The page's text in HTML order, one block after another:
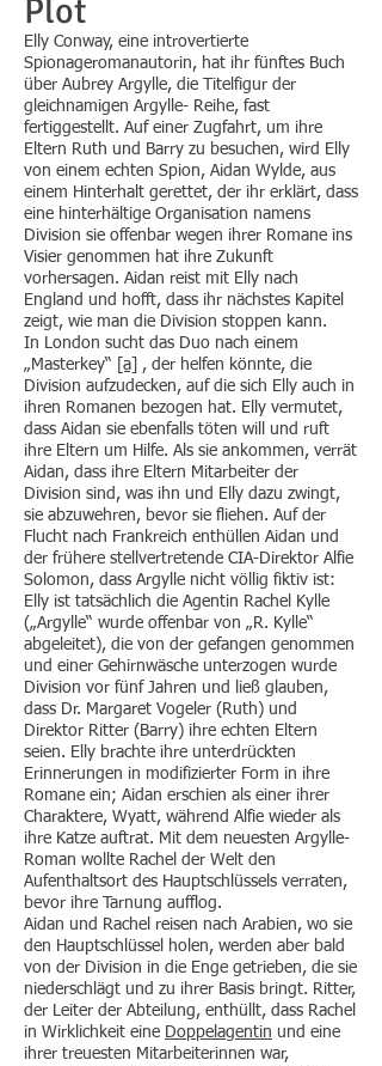
Plot
Elly Conway, eine introvertierte
Spionageromanautorin, hat ihr fünftes Buch
über Aubrey Argylle, die Titelfigur der
gleichnamigen Argylle- Reihe, fast
fertiggestellt. Auf einer Zugfahrt, um ihre
Eltern Ruth und Barry zu besuchen, wird Elly
von einem echten Spion, Aidan Wylde, aus
einem Hinterhalt gerettet, der ihr erklärt, dass
eine hinterhältige Organisation namens
Division sie offenbar wegen ihrer Romane ins
Visier genommen hat ihre Zukunft
vorhersagen. Aidan reist mit Elly nach
England und hofft, dass ihr nächstes Kapitel
zeigt, wie man die Division stoppen kann.
In London sucht das Duo nach einem
„Masterkey“
[a]
, der helfen könnte, die
Division aufzudecken, auf die sich Elly auch in
ihren Romanen bezogen hat. Elly vermutet,
dass Aidan sie ebenfalls töten will und ruft
ihre Eltern um Hilfe. Als sie ankommen, verrät
Aidan, dass ihre Eltern Mitarbeiter der
Division sind, was ihn und Elly dazu zwingt,
sie abzuwehren, bevor sie fliehen. Auf der
Flucht nach Frankreich enthüllen Aidan und
der frühere stellvertretende CIA-Direktor Alfie
Solomon, dass Argylle nicht völlig fiktiv ist:
Elly ist tatsächlich die Agentin Rachel Kylle
(„Argylle“ wurde offenbar von „R. Kylle“
abgeleitet), die von der gefangen genommen
und einer Gehirnwäsche unterzogen wurde
Division vor fünf Jahren und ließ glauben,
dass Dr. Margaret Vogeler (Ruth) und
Direktor Ritter (Barry) ihre echten Eltern
seien. Elly brachte ihre unterdrückten
Erinnerungen in modifizierter Form in ihre
Romane ein; Aidan erschien als einer ihrer
Charaktere, Wyatt, während Alfie wieder als
ihre Katze auftrat. Mit dem neuesten Argylle-
Roman wollte Rachel der Welt den
Aufenthaltsort des Hauptschlüssels verraten,
bevor ihre Tarnung aufflog.
Aidan und Rachel reisen nach Arabien, wo sie
den Hauptschlüssel holen, werden aber bald
von der Division in die Enge getrieben, die sie
niederschlägt und zu ihrer Basis bringt. Ritter,
der Leiter der Abteilung, enthüllt, dass Rachel
in Wirklichkeit eine Doppelagentin und eine
ihrer treuesten Mitarbeiterinnen war,